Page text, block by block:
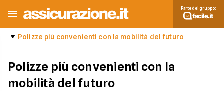
Parte del gruppo:
Polizze più convenienti con la mobilità del futuro
Polizze più convenienti con la
mobilità del futuro